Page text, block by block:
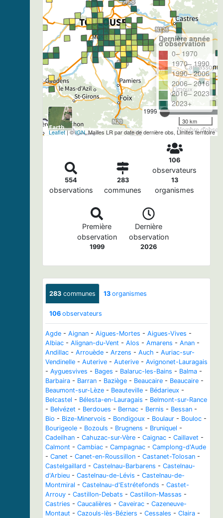
1999
Nombre
Dernière année
d'observation
0– 1970
1970– 1990
1990– 2006
2006– 2016
2016– 2023
2023+
30 km
Leaflet| ©IGN, Mailles LR par date de dernière obs, Limites territoire
554
observations
283
communes
106
observateurs
13
organismes
Première
observation
1999
Dernière
observation
2026
283 communes 13 organismes
106 observateurs
Agde - Aignan - Aigues-Mortes - Aigues-Vives -
Albiac - Alignan-du-Vent - Alos - Amarens - Anan -
Andillac - Arrouède - Arzens - Auch - Auriac-sur-
Vendinelle - Auterive - Auterive - Avignonet-Lauragais
- Ayguesvives - Bages - Balaruc-les-Bains - Balma -
Barbaira - Barran - Baziège - Beaucaire - Beaucaire -
Beaumont-sur-Lèze - Beauteville - Bédarieux -
Belcastel - Bélesta-en-Lauragais - Belmont-sur-Rance
- Belvézet - Berdoues - Bernac - Bernis - Bessan -
Bio - Bize-Minervois - Bondigoux - Boulaur - Bouloc -
Bourigeole - Bozouls - Brugnens - Bruniquel -
Cadeilhan - Cahuzac-sur-Vère - Caignac - Caillavet -
Calmont - Cambiac - Campagnac - Camplong-d'Aude
- Canet - Canet-en-Roussillon - Castanet-Tolosan -
Castelgaillard - Castelnau-Barbarens - Castelnau-
d'Arbieu - Castelnau-de-Lévis - Castelnau-de-
Montmiral - Castelnau-d'Estrétefonds - Castet-
Arrouy - Castillon-Debats - Castillon-Massas -
Castries - Caucalières - Caveirac - Cazeneuve-
Montaut - Cazouls-lès-Béziers - Cessales - Claira -